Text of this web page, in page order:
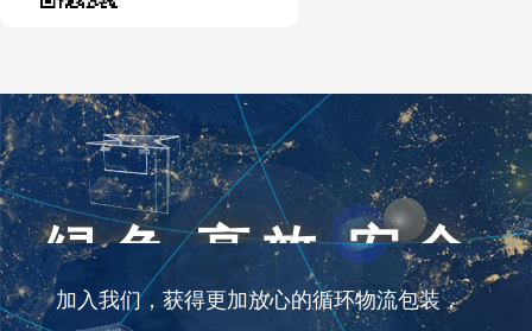
绿色 高效 安全
加入我们，获得更加放心的循环物流包装，